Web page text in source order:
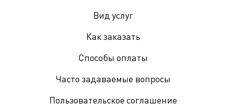
Вид услуг
Как заказать
Способы оплаты
Часто задаваемые вопросы
Пользовательское соглашение